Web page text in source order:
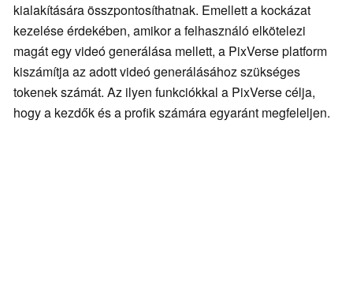
kialakítására összpontosíthatnak. Emellett a kockázat
kezelése érdekében, amikor a felhasználó elkötelezi
magát egy videó generálása mellett, a PixVerse platform
kiszámítja az adott videó generálásához szükséges
tokenek számát. Az ilyen funkciókkal a PixVerse célja,
hogy a kezdők és a profik számára egyaránt megfeleljen.